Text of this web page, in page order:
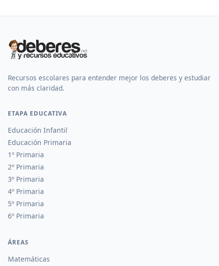
Recursos escolares para entender mejor los deberes y estudiar
con más claridad.
ETAPA EDUCATIVA
Educación Infantil
Educación Primaria
1º Primaria
2º Primaria
3º Primaria
4º Primaria
5º Primaria
6º Primaria
ÁREAS
Matemáticas